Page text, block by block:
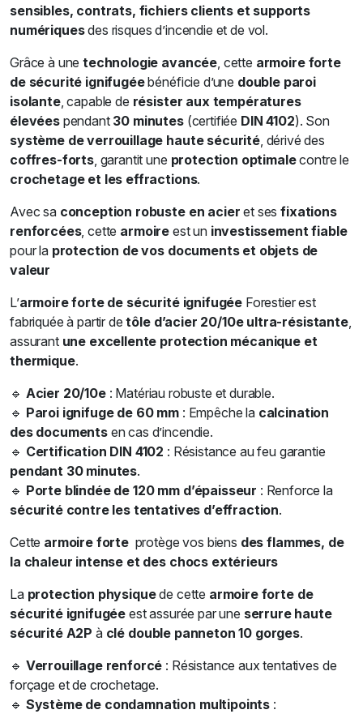
sensibles, contrats, fichiers clients et supports
numériquesdes risques d’incendie et de vol.
Grâce à unetechnologie avancée , cette armoire forte
de sécurité ignifugéebénéficie d’une double paroi
isolante, capable de résister aux températures
élevéespendant 30 minutes(certifiée DIN 4102). Son
système de verrouillage haute sécurité, dérivé des
coffres-forts, garantit une protection optimalecontre le
crochetage et les effractions.
Avec sa conception robuste en acier et sesfixations
renforcées, cette armoire est un investissement fiable
pour la protection de vos documents et objets de
valeur
L’armoire forte de sécurité ignifugée Forestier est
fabriquée à partir detôle d’acier 20/10e ultra-résistante,
assurant une excellente protection mécanique et
thermique.
🔹 Acier 20/10e: Matériau robuste et durable.
🔹 Paroi ignifuge de 60 mm : Empêche la calcination
des documentsen cas d’incendie.
🔹 Certification DIN 4102 : Résistance au feu garantie
pendant 30 minutes.
🔹 Porte blindée de 120 mm d’épaisseur : Renforce la
sécurité contre les tentatives d’effraction.
Cette armoire forte protège vos biens des flammes, de
la chaleur intense et des chocs extérieurs
La protection physiquede cette armoire forte de
sécurité ignifugée est assurée par une serrure haute
sécurité A2P à clé double panneton 10 gorges.
🔹 Verrouillage renforcé : Résistance aux tentatives de
forçage et de crochetage.
🔹 Système de condamnation multipoints :